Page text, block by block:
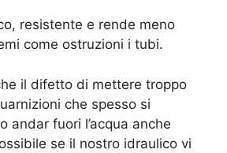
resistente e rende meno
come ostruzioni i tubi.
il difetto di mettere troppo
che spesso si
andar fuori l’acqua anche
se il nostro idraulico vi